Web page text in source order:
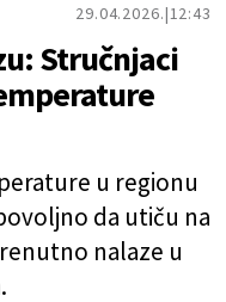
29.04.2026. 12:43
Stručnjaci
u regionu
da utiču na
nalaze u